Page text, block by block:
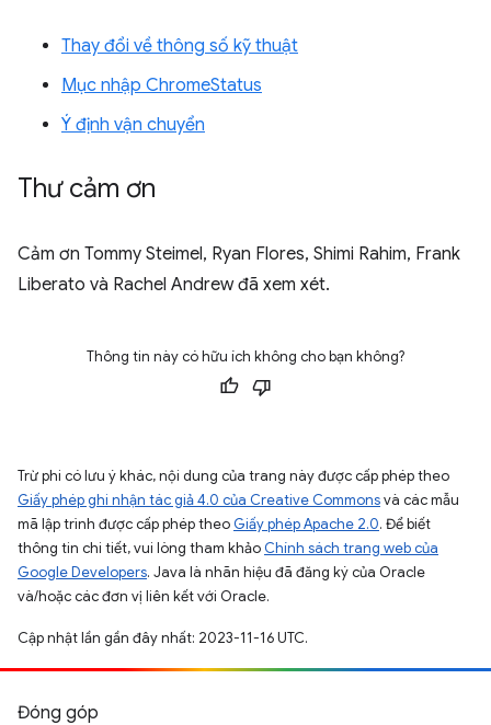
Thay đổi về thông số kỹ thuật
Mục nhập ChromeStatus
Ý định vận chuyển
Thư cảm ơn
Cảm ơn Tommy Steimel, Ryan Flores, Shimi Rahim, Frank
Liberato và Rachel Andrew đã xem xét.
Thông tin này có hữu ích không cho bạn không?
Trừ phi có lưu ý khác, nội dung của trang này được cấp phép theo
Giấy phép ghi nhận tác giả 4.0 của Creative Commonsvà các mẫu
mã lập trình được cấp phép theo Giấy phép Apache 2.0. Để biết
thông tin chi tiết, vui lòng tham khảo Chính sách trang web của
Google Developers. Java là nhãn hiệu đã đăng ký của Oracle
và/hoặc các đơn vị liên kết với Oracle.
Cập nhật lần gần đây nhất: 2023-11-16 UTC.
Đóng góp